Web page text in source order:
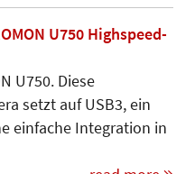
U750 Highspeed-
U750. Diese
setzt auf USB3, ein
einfache Integration in